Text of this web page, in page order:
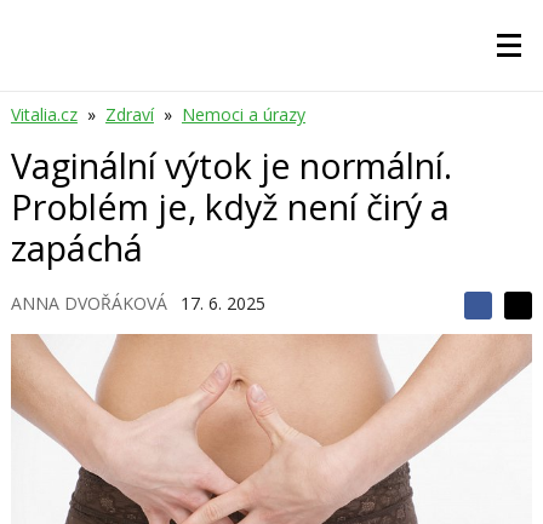
Vitalia.cz » Zdraví » Nemoci a úrazy
Vaginální výtok je normální.
Problém je, když není čirý a
zapáchá
ANNA DVOŘÁKOVÁ 17. 6. 2025
S
í
l
S
e
j
l